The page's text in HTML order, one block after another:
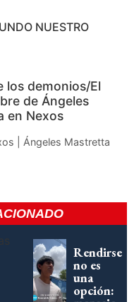
NUESTRO
los demonios/El
de Ángeles
en Nexos
| Ángeles Mastretta
Rendirse
no es
una
opción: